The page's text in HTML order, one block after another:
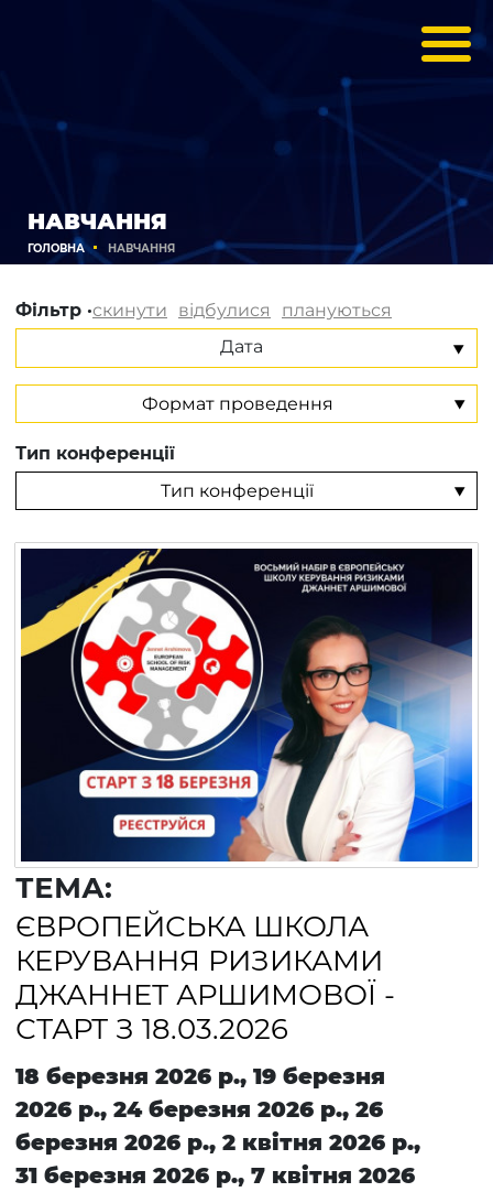
НАВЧАННЯ
ГОЛОВНА НАВЧАННЯ
Фільтр ·скинути відбулися
плануються
Дата
Тип конференції
ТЕМА:
ЄВРОПЕЙСЬКА ШКОЛА
КЕРУВАННЯ РИЗИКАМИ
ДЖАННЕТ АРШИМОВОЇ -
СТАРТ З 18.03.2026
18 березня 2026 р., 19 березня
2026 р., 24 березня 2026 р., 26
березня 2026 р., 2 квітня 2026 р.,
31 березня 2026 р., 7 квітня 2026